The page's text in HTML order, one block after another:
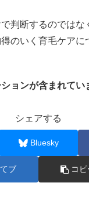
判断するのではな
のいく育毛ケアに
ョンが含まれてい
シェアする
Bluesky
ブ コピ